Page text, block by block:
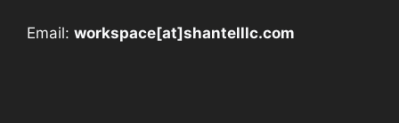
Email: workspace[at]shantelllc.com